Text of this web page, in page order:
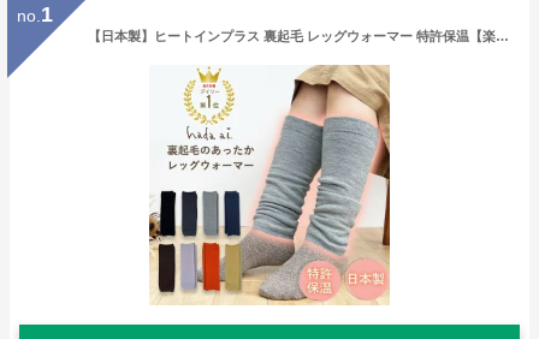
no. 1
【日本製】ヒートインプラス 裏起毛 レッグウォーマー 特許保温【楽天1位】/ ぽかぽか あったか 冷え性対策 保温 暖かい メンズ レディース 冷え取り 温活 ふわふわ よく伸びる